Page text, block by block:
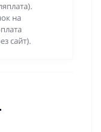
на
сайт).